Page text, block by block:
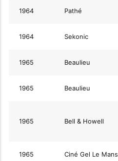
1964 Pathé
1964 Sekonic
1965 Beaulieu
1965 Beaulieu
1965 Bell & Howell
1965 Ciné Gel Le Mans